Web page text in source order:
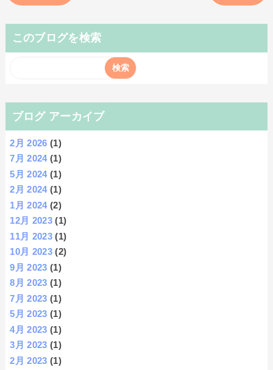
このブログを検索
ブログ アーカイブ
2月 2026 (1)
7月 2024(1)
5月 2024(1)
2月 2024(1)
1月 2024(2)
12月 2023 (1)
11月 2023 (1)
10月 2023 (2)
9月 2023 (1)
8月 2023 (1)
7月 2023 (1)
5月 2023 (1)
4月 2023 (1)
3月 2023 (1)
2月 2023 (1)